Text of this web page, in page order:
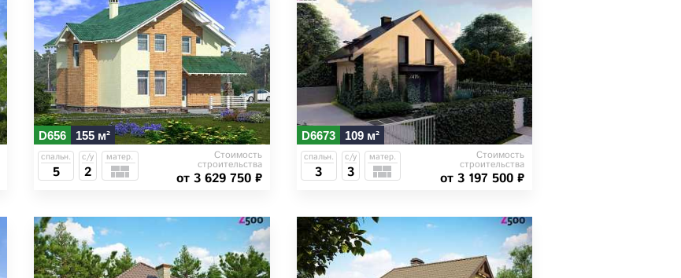
D656 155 м²
спальн.
5
с/у
2
матер. Стоимость
строительства
от 3 629 750 ₽
D6673 109 м²
спальн.
3
с/у
3
матер. Стоимость
строительства
от 3 197 500 ₽